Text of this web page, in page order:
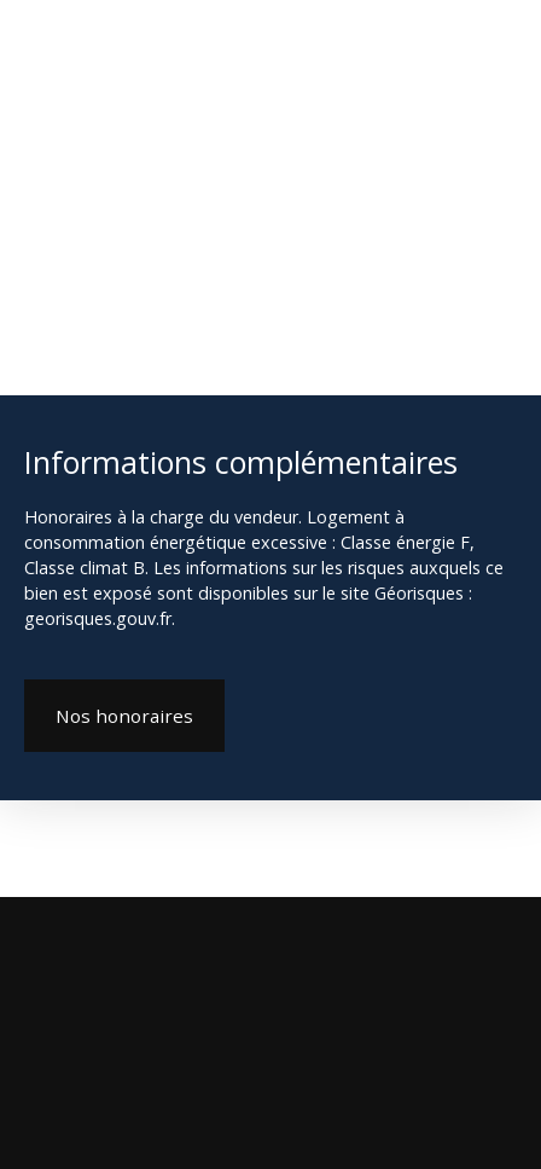
Informations complémentaires
Honoraires à la charge du vendeur. Logement à
consommation énergétique excessive : Classe énergie F,
Classe climat B. Les informations sur les risques auxquels ce
bien est exposé sont disponibles sur le site Géorisques :
georisques.gouv.fr.
Nos honoraires